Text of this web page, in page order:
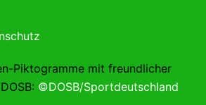
Piktogramme mit freundlicher
©DOSB/Sportdeutschland